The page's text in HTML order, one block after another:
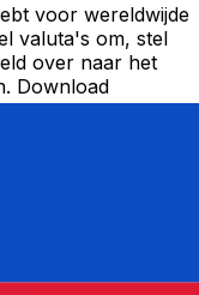
voor wereldwijde
valuta's om, stel
over naar het
Download